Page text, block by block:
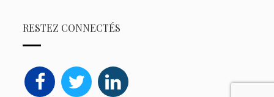
RESTEZ CONNECTÉS